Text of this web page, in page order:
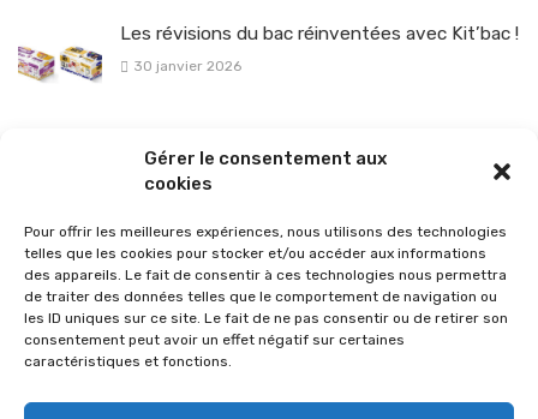
Gérer le consentement aux
cookies
Pour offrir les meilleures expériences, nous utilisons des technologies
telles que les cookies pour stocker et/ou accéder aux informations
des appareils. Le fait de consentir à ces technologies nous permettra
de traiter des données telles que le comportement de navigation ou
les ID uniques sur ce site. Le fait de ne pas consentir ou de retirer son
consentement peut avoir un effet négatif sur certaines
caractéristiques et fonctions.
Les révisions du bac réinventées avec Kit’bac !
30 janvier 2026